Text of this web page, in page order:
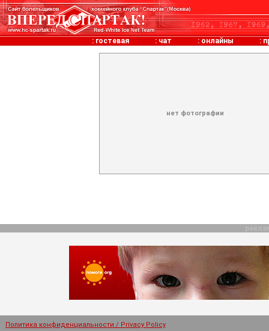
: гостевая : чат : онлайны :
нет фотографии
Политика конфиденциальности / Privacy Policy